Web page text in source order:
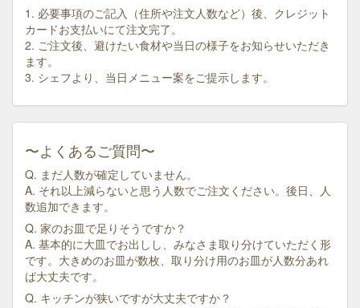
1. 必要事項のご記入（住所や注文人数など）後、クレジット
カードお支払いにて注文完了。
2. ご注文後、避けたい食材や当日の様子をお知らせいただき
ます。
3. シェフより、当日メニュー案をご提示します。
〜よくあるご質問〜
Q. まだ人数が確定していません。
A. それ以上減らないと思う人数でご注文ください。後日、人
数追加できます。
Q. 家のお皿で足りそうですか？
A. 基本的に大皿でお出しし、みなさま取り分けていただく形
です。大きめのお皿が数枚、取り分け用のお皿が人数分あれ
ば大丈夫です。
Q. キッチンが狭いですが大丈夫ですか？